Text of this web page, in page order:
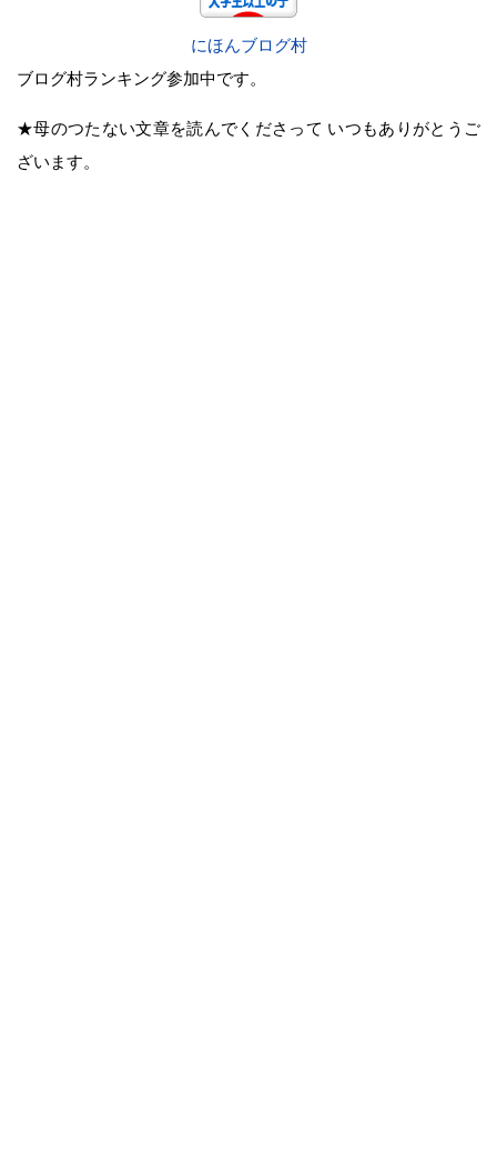
にほんブログ村
ブログ村ランキング参加中です。
★母のつたない文章を読んでくださって いつもありがとうご
ざいます。